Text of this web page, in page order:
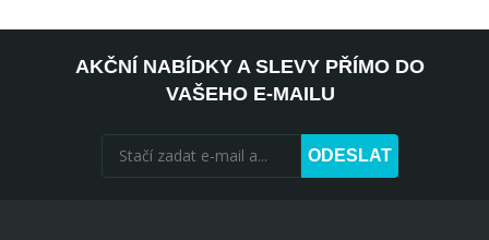
AKČNÍ NABÍDKY A SLEVY PŘÍMO DO
VAŠEHO E-MAILU
ODESLAT